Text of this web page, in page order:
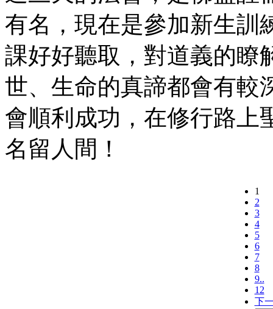
有名，現在是參加新生訓
課好好聽取，對道義的瞭
世、生命的真諦都會有較
會順利成功，在修行路上
名留人間！
1
2
3
4
5
6
7
8
9..
12
下